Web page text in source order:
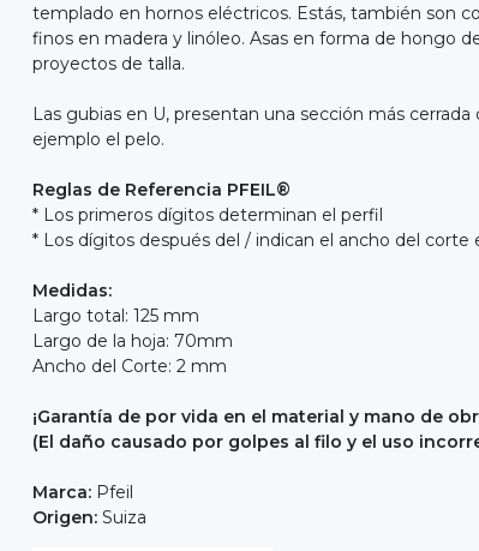
templado en hornos eléctricos. Estás, también son
finos en madera y linóleo. Asas en forma de hongo
proyectos de talla.
Las gubias en U, presentan una sección más
ejemplo el pelo.
Reglas de Referencia PFEIL®
* Los primeros dígitos determinan el perfil
* Los dígitos después del / indican el ancho del corte
Medidas:
Largo total: 125 mm
Largo de la hoja: 70mm
Ancho del Corte: 2 mm
¡Garantía de por vida en el material y mano de
(El daño causado por golpes al filo y el uso
Marca: Pfeil
Origen: Suiza